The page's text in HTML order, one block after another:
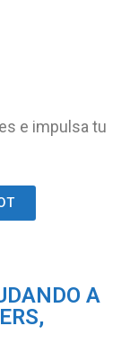
e impulsa tu
A